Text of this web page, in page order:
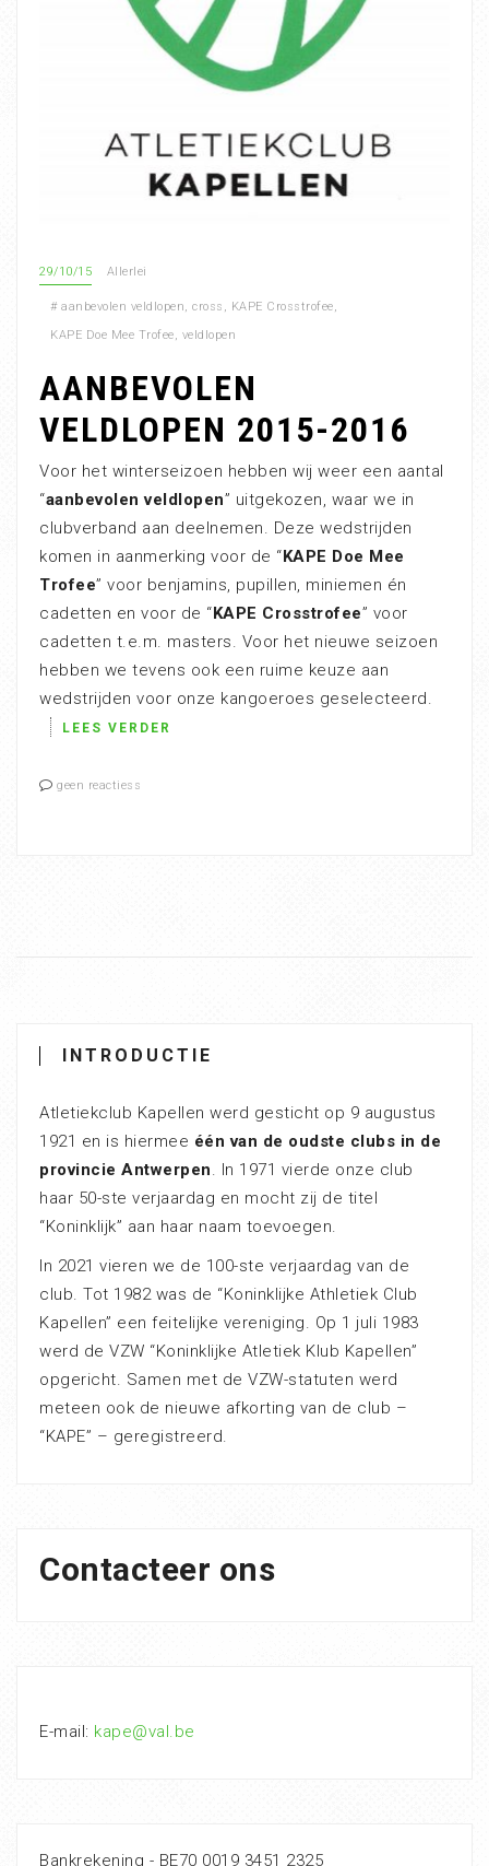
29/10/15 Allerlei
# aanbevolen veldlopen, cross , KAPE Crosstrofee,
KAPE Doe Mee Trofee, veldlopen
AANBEVOLEN
VELDLOPEN 2015-2016
Voor het winterseizoen hebben wij weer een aantal
“aanbevolen veldlopen” uitgekozen, waar we in
clubverband aan deelnemen. Deze wedstrijden
komen in aanmerking voor de “KAPE Doe Mee
Trofee” voor benjamins, pupillen, miniemen én
cadetten en voor de “KAPE Crosstrofee” voor
cadetten t.e.m. masters. Voor het nieuwe seizoen
hebben we tevens ook een ruime keuze aan
wedstrijden voor onze kangoeroes geselecteerd.
LEES VERDER
geen reactiess
INTRODUCTIE
Atletiekclub Kapellen werd gesticht op 9 augustus
1921 en is hiermee één van de oudste clubs in de
provincie Antwerpen. In 1971 vierde onze club
haar 50-ste verjaardag en mocht zij de titel
“Koninklijk” aan haar naam toevoegen.
In 2021 vieren we de 100-ste verjaardag van de
club. Tot 1982 was de “Koninklijke Athletiek Club
Kapellen” een feitelijke vereniging. Op 1 juli 1983
werd de VZW “Koninklijke Atletiek Klub Kapellen”
opgericht. Samen met de VZW-statuten werd
meteen ook de nieuwe afkorting van de club –
“KAPE” – geregistreerd.
Contacteer ons
E-mail: kape@val.be
Bankrekening - BE70 0019 3451 2325